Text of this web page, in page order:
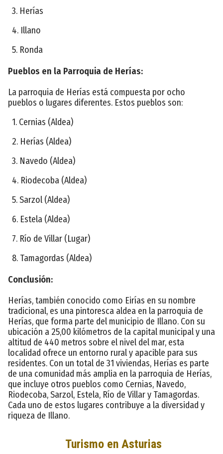
3. Herías
4. Illano
5. Ronda
Pueblos en la Parroquia de Herías:
La parroquia de Herías está compuesta por ocho
pueblos o lugares diferentes. Estos pueblos son:
1. Cernias (Aldea)
2. Herías (Aldea)
3. Navedo (Aldea)
4. Riodecoba (Aldea)
5. Sarzol (Aldea)
6. Estela (Aldea)
7. Río de Villar (Lugar)
8. Tamagordas (Aldea)
Conclusión:
Herías, también conocido como Eirías en su nombre
tradicional, es una pintoresca aldea en la parroquia de
Herías, que forma parte del municipio de Illano. Con su
ubicación a 25,00 kilómetros de la capital municipal y una
altitud de 440 metros sobre el nivel del mar, esta
localidad ofrece un entorno rural y apacible para sus
residentes. Con un total de 31 viviendas, Herías es parte
de una comunidad más amplia en la parroquia de Herías,
que incluye otros pueblos como Cernias, Navedo,
Riodecoba, Sarzol, Estela, Río de Villar y Tamagordas.
Cada uno de estos lugares contribuye a la diversidad y
riqueza de Illano.